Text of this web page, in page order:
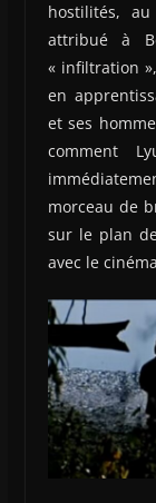
hostilités,
attribué à
« infiltration
en
et ses
comment
morceau de
sur le plan
avec le